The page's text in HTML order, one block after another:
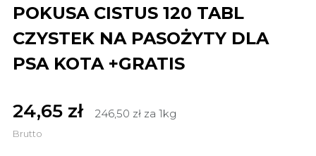
POKUSA CISTUS 120 TABL
CZYSTEK NA PASOŻYTY DLA
PSA KOTA +GRATIS
24,65 zł 246,50 zł za 1kg
Brutto